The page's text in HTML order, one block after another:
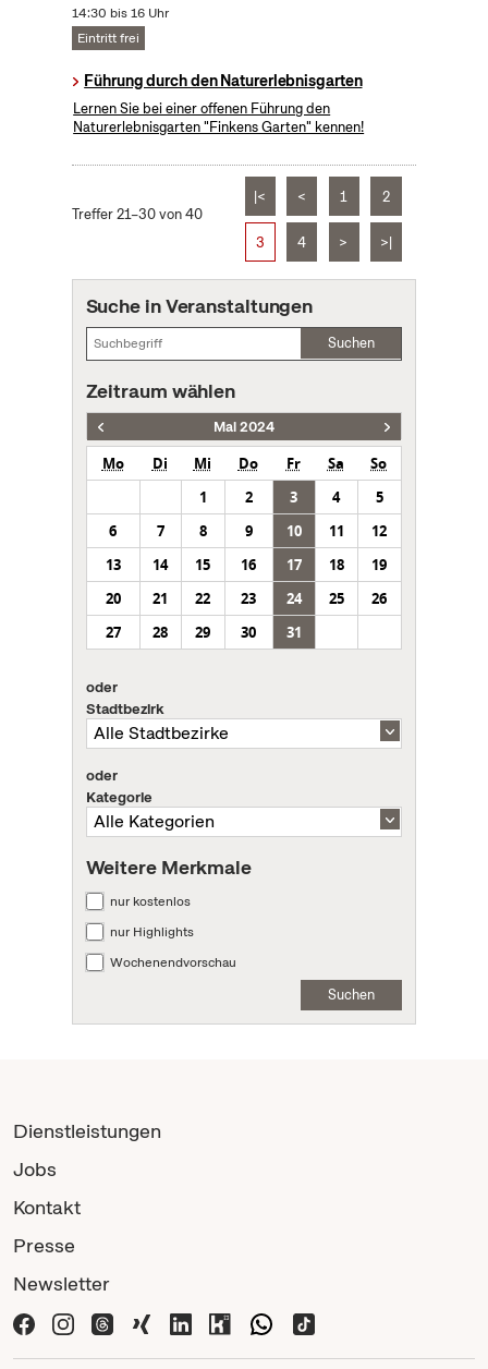
14:30 bis 16 Uhr
Eintritt frei
Führung durch den Naturerlebnisgarten
Lernen Sie bei einer offenen Führung den
Naturerlebnisgarten "Finkens Garten" kennen!
Treffer 21–30 von 40
|< < 1 2
3 4 > >|
Suche in Veranstaltungen
Suchen
Zeitraum wählen
Mai 2024
Mo Di Mi Do Fr Sa
So
1
2 3 4
5
6
7 8 9 10 11
12
13
14 15 16 17 18
19
20
21 22 23 24 25
26
27
28 29 30 31
oder
Stadtbezirk
oder
Kategorie
Weitere Merkmale
nur kostenlos
nur Highlights
Wochenendvorschau
Suchen
Dienstleistungen
Jobs
Kontakt
Presse
Newsletter